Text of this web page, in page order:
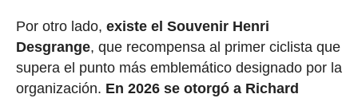
Por otro lado, existe el Souvenir Henri
Desgrange, que recompensa al primer ciclista que
supera el punto más emblemático designado por la
organización. En 2026 se otorgó a Richard